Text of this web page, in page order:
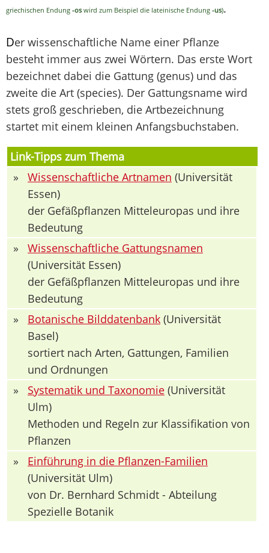
griechischen Endung -os wird zum Beispiel die lateinische Endung -us).
Der wissenschaftliche Name einer Pflanze
besteht immer aus zwei Wörtern. Das erste Wort
bezeichnet dabei die Gattung (genus) und das
zweite die Art (species). Der Gattungsname wird
stets groß geschrieben, die Artbezeichnung
startet mit einem kleinen Anfangsbuchstaben.
Link-Tipps zum Thema
»
Wissenschaftliche Artnamen (Universität
Essen)
der Gefäßpflanzen Mitteleuropas und ihre
Bedeutung
»
Wissenschaftliche Gattungsnamen
(Universität Essen)
der Gefäßpflanzen Mitteleuropas und ihre
Bedeutung
»
Botanische Bilddatenbank (Universität
Basel)
sortiert nach Arten, Gattungen, Familien
und Ordnungen
»
Systematik und Taxonomie (Universität
Ulm)
Methoden und Regeln zur Klassifikation von
Pflanzen
»
Einführung in die Pflanzen-Familien
(Universität Ulm)
von Dr. Bernhard Schmidt - Abteilung
Spezielle Botanik